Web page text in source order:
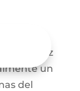
ante juez
un
del